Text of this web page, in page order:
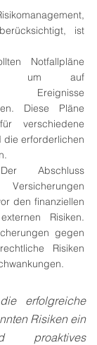
ist
Notfallpläne
um auf
Ereignisse
Diese Pläne
verschiedene
die erforderlichen
Abschluss
den finanziellen
Risiken.
gegen
Risiken
erfolgreiche
Risiken ein
proaktives